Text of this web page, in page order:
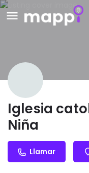
Iglesia
Niña
Llamar